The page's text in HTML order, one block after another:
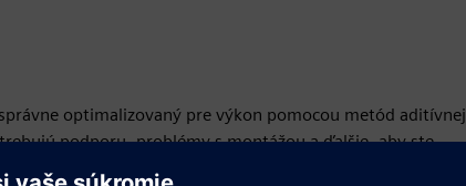
optimalizovaný pre výkon pomocou metód aditívnej
podporu, problémy s montážou a ďalšie, aby ste
peniaze a použité materiály.